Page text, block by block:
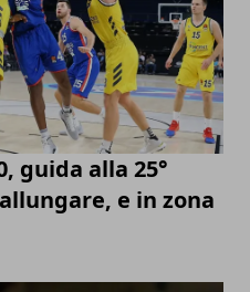
guida alla 25°
e in zona